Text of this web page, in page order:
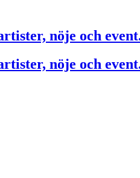
nöje och
nöje och